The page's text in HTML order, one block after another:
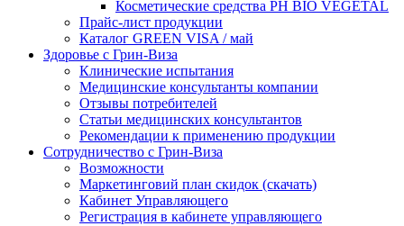
Косметические средства PH BIO VEGETAL
Прайс-лист продукции
Каталог GREEN VISA / май
Здоровье с Грин-Виза
Клинические испытания
Медицинские консультанты компании
Отзывы потребителей
Статьи медицинских консультантов
Рекомендации к применению продукции
Сотрудничество с Грин-Виза
Возможности
Маркетинговий план скидок (скачать)
Кабинет Управляющего
Регистрация в кабинете управляющего